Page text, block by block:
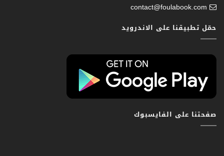
contact@foulabook.com
حمّل تطبيقنا على الاندرويد
صفحتنا على الفايسبوك